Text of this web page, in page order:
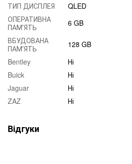
ТИП ДИСПЛЕЯ
QLED
ОПЕРАТИВНА
ПАМʼЯТЬ
6 GB
ВБУДОВАНА
ПАМʼЯТЬ
128 GB
Bentley
Ні
Buick
Ні
Jaguar
Ні
ZAZ
Ні
Відгуки